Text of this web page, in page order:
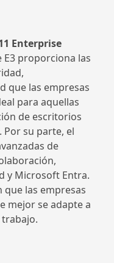
Enterprise
E3 proporciona las
que las empresas
para aquellas
de escritorios
Por su parte, el
de
y Microsoft Entra.
que las empresas
mejor se adapte a